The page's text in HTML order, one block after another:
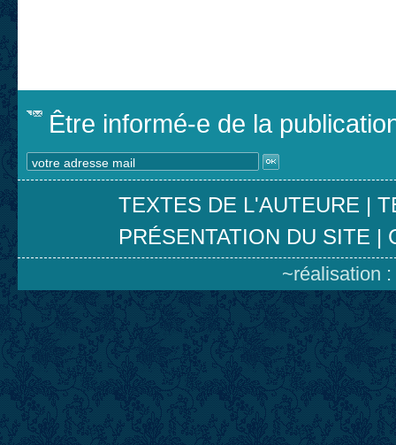
Être informé-e de la
TEXTES DE L'AUTEURE |
PRÉSENTATION DU SITE |
~réalisation